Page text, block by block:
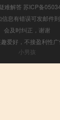
难解答 苏ICP备
息有错误可发邮件
会及时纠正，谢谢
爱好，不接盈利性
小男孩